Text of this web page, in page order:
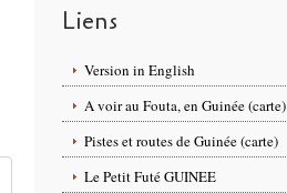
Liens
Version in English
A voir au Fouta, en Guinée (carte)
Pistes et routes de Guinée (carte)
Le Petit Futé GUINEE